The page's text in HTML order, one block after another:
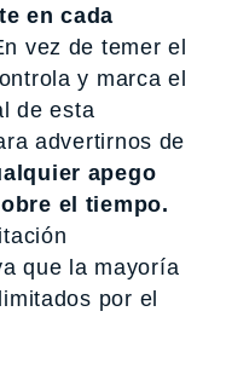
en cada
vez de temer el
y marca el
de esta
advertirnos de
apego
el tiempo.
que la mayoría
por el